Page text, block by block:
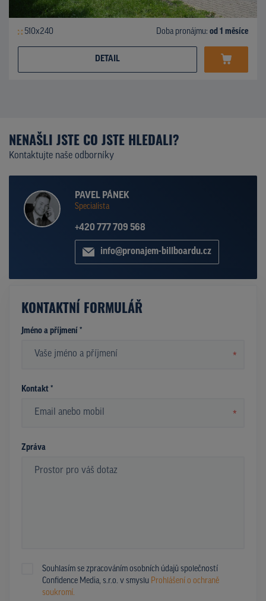
510x240 Doba pronájmu: od 1 měsíce
DETAIL
NENAŠLI JSTE CO JSTE HLEDALI?
Kontaktujte naše odborníky
PAVEL PÁNEK
Specialista
+420 777 709 568
info@pronajem-billboardu.cz
KONTAKTNÍ FORMULÁŘ
Jméno a příjmení *
*
Kontakt *
*
Zpráva
Souhlasím se zpracováním osobních údajů společností
Confidence Media, s.r.o. v smyslu Prohlášení o ochraně
soukromí.